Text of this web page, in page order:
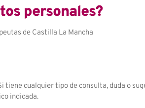
personales?
de Castilla La Mancha
tiene cualquier tipo de consulta, duda o
indicada.